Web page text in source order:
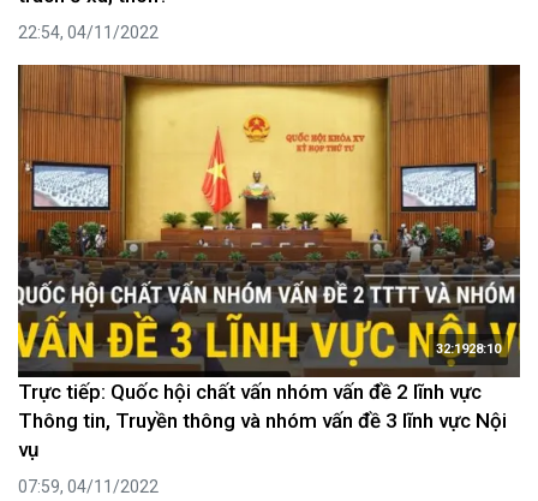
22:54, 04/11/2022
32:1928:10
Trực tiếp: Quốc hội chất vấn nhóm vấn đề 2 lĩnh vực
Thông tin, Truyền thông và nhóm vấn đề 3 lĩnh vực Nội
vụ
07:59, 04/11/2022